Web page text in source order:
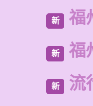
新 福
新 福
新 流